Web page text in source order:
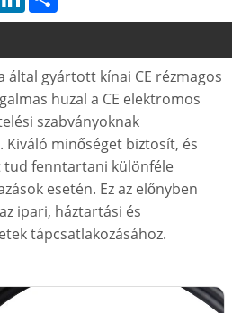
által gyártott kínai CE rézmagos
huzal a CE elektromos
szabványoknak
Kiváló minőséget biztosít, és
fenntartani különféle
esetén. Ez az előnyben
ipari, háztartási és
tápcsatlakozásához.